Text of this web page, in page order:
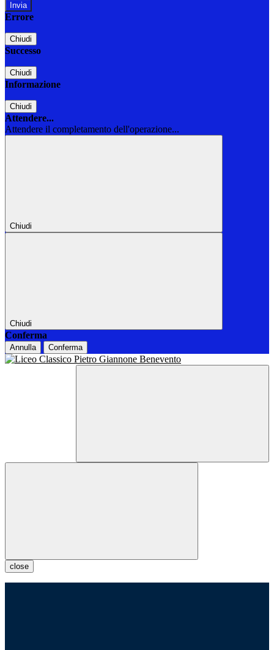
Errore
Chiudi
Successo
Chiudi
Informazione
Chiudi
Attendere...
Attendere il completamento dell'operazione...
Chiudi
Chiudi
Conferma
Annulla Conferma
close